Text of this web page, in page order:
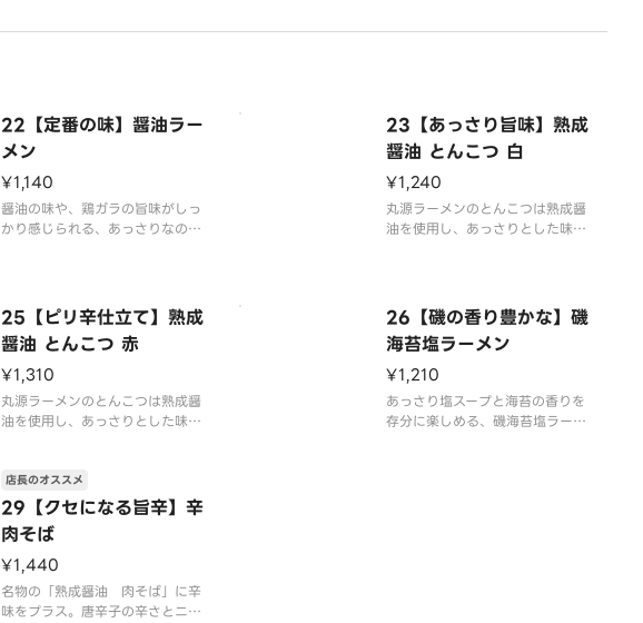
22【定番の味】醤油ラー
メン
¥1,140
醤油の味や、鶏ガラの旨味がしっ
かり感じられる、あっさりなのに
※写真はイメージです
（容器代20円を含みます）
23【あっさり旨味】熟成
醤油 とんこつ 白
¥1,240
丸源ラーメンのとんこつは熟成醤
油を使用し、あっさりとした味の
さりとした味の中に旨みやコクを
感じられる1品です。
※写真はイメージです（容器代2
0円を含みます）
25【ピリ辛仕立て】熟成
醤油 とんこつ 赤
¥1,310
丸源ラーメンのとんこつは熟成醤
油を使用し、あっさりとした味の
熟成醤油とんこつに旨味唐辛子が
効いた、辛さだけでなく旨味も楽
しめる1品です。
※写真はイメージです（容器代2
0円を含みます）
26【磯の香り豊かな】磯
海苔塩ラーメン
¥1,210
あっさり塩スープと海苔の香りを
存分に楽しめる、磯海苔塩ラーメ
29【クセになる旨辛】辛
肉そば
店長のオススメ
¥1,440
名物の「熟成醤油 肉そば」に辛
味をプラス。唐辛子の辛さとニラ